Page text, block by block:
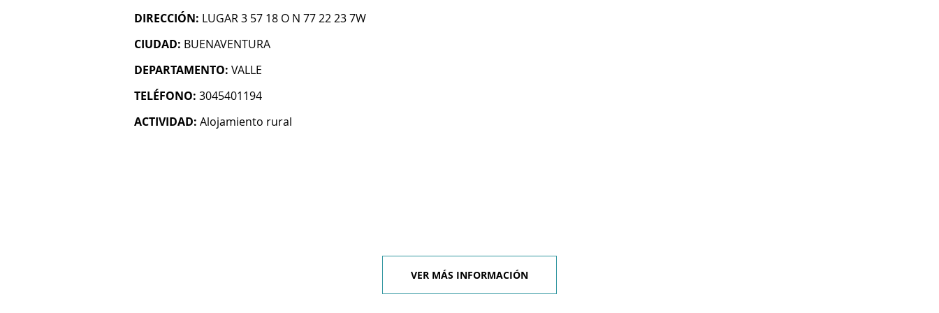
DIRECCIÓN: LUGAR 3 57 18 O N 77 22 23 7W
CIUDAD: BUENAVENTURA
DEPARTAMENTO: VALLE
TELÉFONO: 3045401194
ACTIVIDAD: Alojamiento rural
VER MÁS INFORMACIÓN